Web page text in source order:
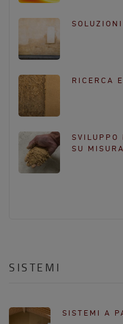
RICERCA
SVILUPPO
SU
SISTEMI
SISTEMI A